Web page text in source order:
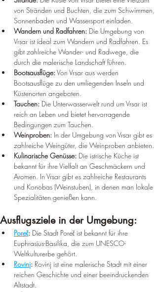
von Stränden und Buchten, die zum Schwimmen,
Sonnenbaden und Wassersport einladen.
Wandern und Radfahren: Die Umgebung von
Vrsar ist ideal zum Wandern und Radfahren. Es
gibt zahlreiche Wander- und Radwege, die
durch die malerische Landschaft führen.
Bootsausflüge: Von Vrsar aus werden
Bootsausflüge zu den umliegenden Inseln und
Küstenorten angeboten.
Tauchen: Die Unterwasserwelt rund um Vrsar ist
reich an Leben und bietet hervorragende
Bedingungen zum Tauchen.
Weinproben: In der Umgebung von Vrsar gibt es
zahlreiche Weingüter, die Weinproben anbieten.
Kulinarische Genüsse: Die istrische Küche ist
bekannt für ihre Vielfalt an Geschmäckern und
Aromen. In Vrsar gibt es zahlreiche Restaurants
und Konobas (Weinstuben), in denen man lokale
Spezialitäten genießen kann.
Ausflugsziele in der Umgebung:
Poreč: Die Stadt Poreč ist bekannt für ihre
Euphrasius-Basilika, die zum UNESCO-
Weltkulturerbe gehört.
Rovinj: Rovinj ist eine malerische Stadt mit einer
reichen Geschichte und einer beeindruckenden
Altstadt.